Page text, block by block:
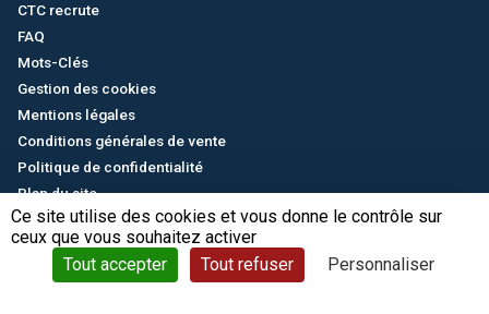
Ce site utilise des cookies et vous donne le contrôle sur
ceux que vous souhaitez activer
Tout accepter
Tout refuser Personnaliser
CTC recrute
FAQ
Mots-Clés
Gestion des cookies
Mentions légales
Conditions générales de vente
Politique de confidentialité
Plan du site
© CTC - 2026
English/中文